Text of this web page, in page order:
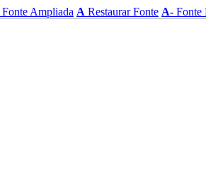
Fonte Ampliada A Restaurar Fonte A- Fonte